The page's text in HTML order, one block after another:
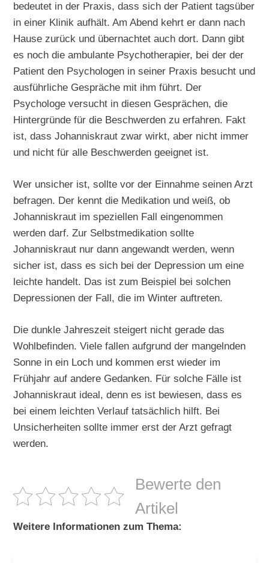
bedeutet in der Praxis, dass sich der Patient tagsüber
in einer Klinik aufhält. Am Abend kehrt er dann nach
Hause zurück und übernachtet auch dort. Dann gibt
es noch die ambulante Psychotherapier, bei der der
Patient den Psychologen in seiner Praxis besucht und
ausführliche Gespräche mit ihm führt. Der
Psychologe versucht in diesen Gesprächen, die
Hintergründe für die Beschwerden zu erfahren. Fakt
ist, dass Johanniskraut zwar wirkt, aber nicht immer
und nicht für alle Beschwerden geeignet ist.
Wer unsicher ist, sollte vor der Einnahme seinen Arzt
befragen. Der kennt die Medikation und weiß, ob
Johanniskraut im speziellen Fall eingenommen
werden darf. Zur Selbstmedikation sollte
Johanniskraut nur dann angewandt werden, wenn
sicher ist, dass es sich bei der Depression um eine
leichte handelt. Das ist zum Beispiel bei solchen
Depressionen der Fall, die im Winter auftreten.
Die dunkle Jahreszeit steigert nicht gerade das
Wohlbefinden. Viele fallen aufgrund der mangelnden
Sonne in ein Loch und kommen erst wieder im
Frühjahr auf andere Gedanken. Für solche Fälle ist
Johanniskraut ideal, denn es ist bewiesen, dass es
bei einem leichten Verlauf tatsächlich hilft. Bei
Unsicherheiten sollte immer erst der Arzt gefragt
werden.
Bewerte den
Artikel
Weitere Informationen zum Thema: